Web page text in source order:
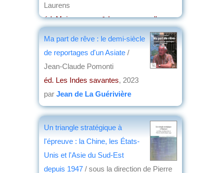
Laurens
éd. Maisonneuve & Larose, nouvelles
Ma part de rêve : le demi-siècle
de reportages d'un Asiate /
Jean-Claude Pomonti
éd. Les Indes savantes, 2023
par Jean de La Guérivière
Un triangle stratégique à
l'épreuve : la Chine, les États-
Unis et l'Asie du Sud-Est
depuis 1947 / sous la direction de Pierre